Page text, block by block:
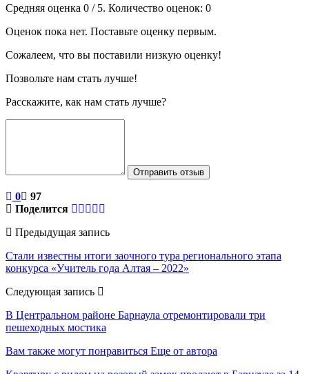
Средняя оценка 0 / 5. Количество оценок: 0
Оценок пока нет. Поставьте оценку первым.
Сожалеем, что вы поставили низкую оценку!
Позвольте нам стать лучше!
Расскажите, как нам стать лучше?
Отправить отзыв
0
97
Поделится
Предыдущая запись
Стали известны итоги заочного тура регионального этапа
конкурса «Учитель года Алтая – 2022»
Следующая запись
В Центральном районе Барнаула отремонтировали три
пешеходных мостика
Вам также могут понравиться Еще от автора